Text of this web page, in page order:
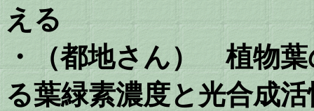
える
・（都地さん） 植物
る葉緑素濃度と光合成